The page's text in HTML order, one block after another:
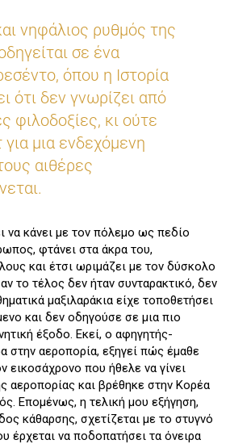
νηφάλιος ρυθμός της
σε ένα
όπου η Ιστορία
ότι δεν γνωρίζει από
φιλοδοξίες, κι ούτε
για μια ενδεχόμενη
αιθέρες
κάνει με τον πόλεμο ως πεδίο
φτάνει στα άκρα του,
και έτσι ωριμάζει με τον δύσκολο
το τέλος δεν ήταν συνταρακτικό, δεν
μαξιλαράκια είχε τοποθετήσει
και δεν οδηγούσε σε μια πιο
έξοδο. Εκεί, ο αφηγητής-
στην αεροπορία, εξηγεί πώς έμαθε
εικοσάχρονο που ήθελε να γίνει
αεροπορίας και βρέθηκε στην Κορέα
Επομένως, η τελική μου εξήγηση,
κάθαρσης, σχετίζεται με το στυγνό
έρχεται να ποδοπατήσει τα όνειρα